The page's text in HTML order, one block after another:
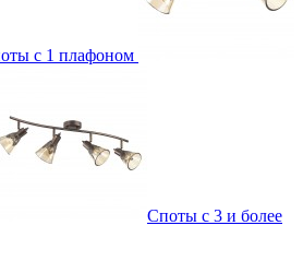
с 1 плафоном
Споты с 3 и более